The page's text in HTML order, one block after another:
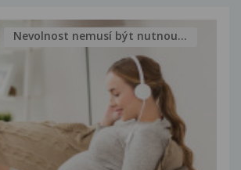
Nevolnost nemusí být nutnou...